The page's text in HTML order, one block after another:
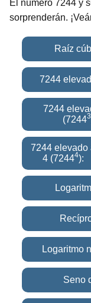
El número 7244 y
sorprenderán.
Raíz
7244
7244
(72443
7244 elevado
4 (72444):
Logaritmo
Seno